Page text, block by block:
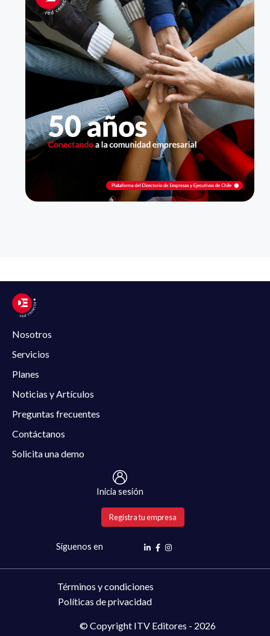
Nosotros
Servicios
Planes
Noticias y Artículos
Preguntas frecuentes
Contáctanos
Solicita una demo
Inicia sesión
Registra tu empresa
Síguenos en
Términos y condiciones
Políticas de privacidad
© Copyright ITV Editores - 2026